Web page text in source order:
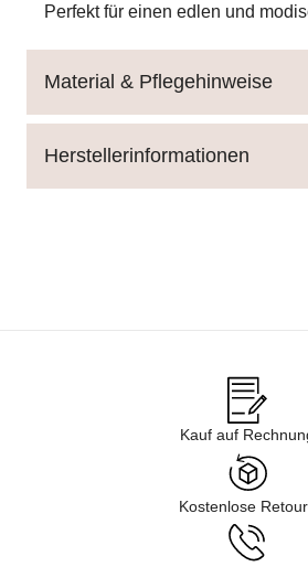
Perfekt für einen edlen und
Material & Pflegehinweise
Herstellerinformationen
Kauf auf
Kostenlose